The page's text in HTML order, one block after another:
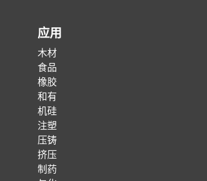
应用
木材
食品
橡胶
和有
机硅
注塑
压铸
挤压
制药